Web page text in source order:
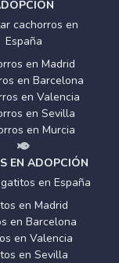
cachorros en
España
en Madrid
en Barcelona
en Valencia
en Sevilla
en Murcia
EN ADOPCIÓN
en España
en Madrid
en Barcelona
en Valencia
en Sevilla